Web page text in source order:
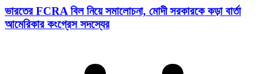
ভারতের FCRA বিল নিয়ে সমালোচনা, মোদী সরকারকে কড়া বার্তা
আমেরিকার কংগ্রেস সদস্যের